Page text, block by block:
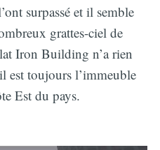
surpassé et il semble
grattes-ciel de
Iron Building n’a rien
est toujours l’immeuble
Est du pays.